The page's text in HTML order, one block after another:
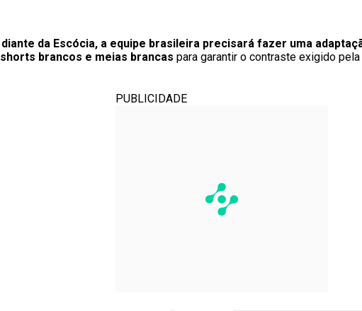
diante da Escócia, a equipe brasileira precisará fazer uma
shorts brancos e meias brancas para garantir o contraste exigido pela
PUBLICIDADE